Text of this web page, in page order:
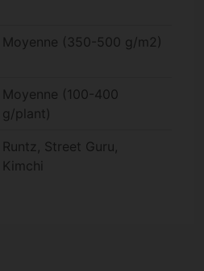
Moyenne (350-500 g/m2)
Moyenne (100-400
g/plant)
Runtz, Street Guru,
Kimchi